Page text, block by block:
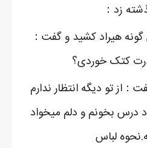
زد：
هیراد کشید و گفت：
کتک خوردی؟
：از تو دیگه انتظار ندارم
درس بخونم و دلم میخواد
لباس